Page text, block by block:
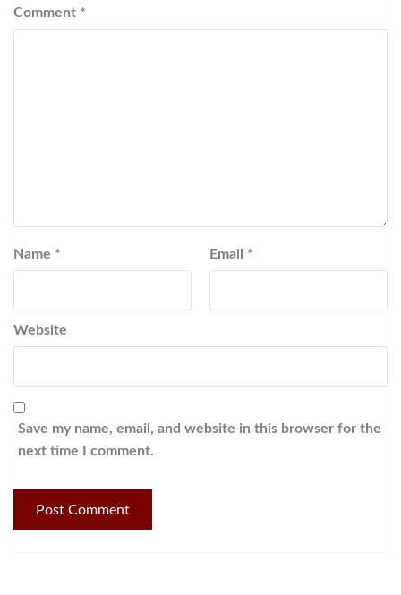
Comment *
Name * Email *
Website
Save my name, email, and website in this browser for the
next time I comment.